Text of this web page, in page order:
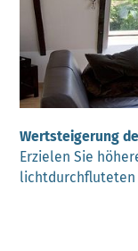
Wertsteigerung
Erzielen Sie
lichtdurchfluteten